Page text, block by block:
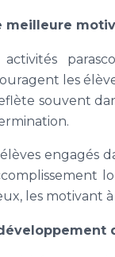
meilleure
activités
les
souvent
élèves engagés
les motivant